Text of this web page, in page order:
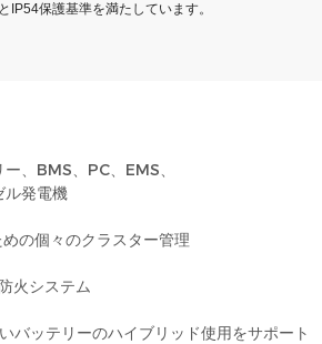
IP54保護基準を満たしています。
、BMS、PC、EMS、
ル発電機
の個々のクラスター管理
火システム
バッテリーのハイブリッド使用をサポート